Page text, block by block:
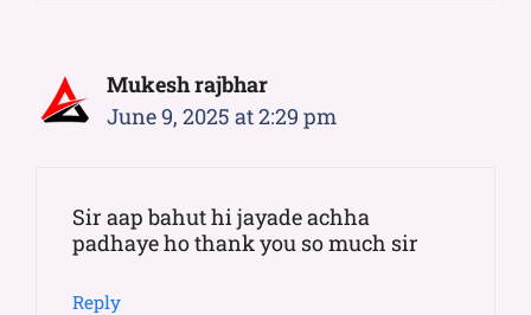
Mukesh rajbhar
June 9, 2025 at 2:29 pm
Sir aap bahut hi jayade achha
padhaye ho thank you so much sir
Reply